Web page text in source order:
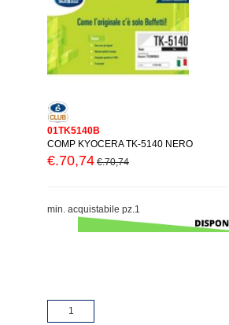
01TK5140B
COMP KYOCERA TK-5140 NERO
€.70,74 €.70,74
min. acquistabile pz.1